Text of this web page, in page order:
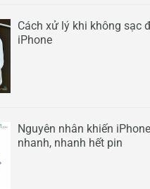
Cách xử lý khi không sạc
iPhone
Nguyên nhân khiến
nhanh, nhanh hết pin